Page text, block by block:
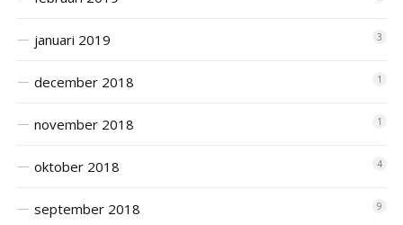
januari 2019 3
december 2018 1
november 2018 1
oktober 2018 4
september 2018 9